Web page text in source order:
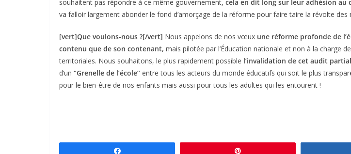
souhaitent pas répondre à ce même gouvernement, cela en dit long sur leur adhésion au
va falloir largement abonder le fond d’amorçage de la réforme pour faire taire la révolte des
[vert]Que voulons-nous ?[/vert] Nous appelons de nos vœux une réforme profonde de
contenu que de son contenant, mais pilotée par l’Éducation nationale et non à la charge
territoriales. Nous souhaitons, le plus rapidement possible l’invalidation de cet audit partial
d’un “Grenelle de l’école” entre tous les acteurs du monde éducatifs qui soit le plus
pour le bien-être de nos enfants mais aussi pour tous les adultes qui les entourent !